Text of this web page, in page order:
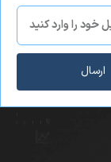
ارسال